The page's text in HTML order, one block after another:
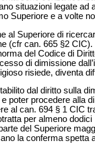
situazioni legate
Superiore e a volte
al Superiore di
(cfr can. 665 §2
del Codice di
di dimissione
risiede, diventa
dal diritto sulla
poter procedere alla
al can. 694 § 1 CIC
per almeno
del Superiore
la conferma spetta